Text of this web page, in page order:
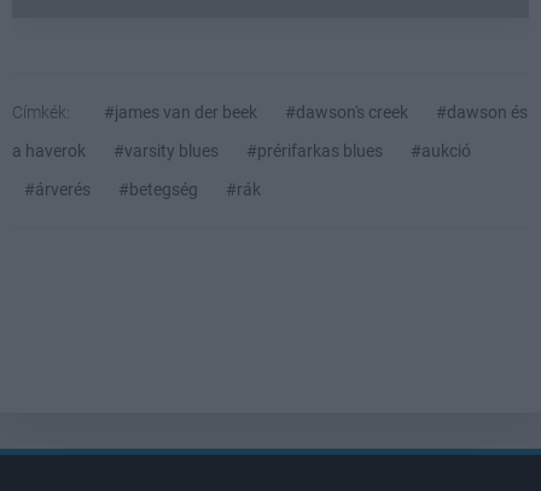
Címkék: #james van der beek #dawson's creek
#dawson és
a haverok
#varsity blues #prérifarkas blues
#aukció
#árverés
#betegség #rák